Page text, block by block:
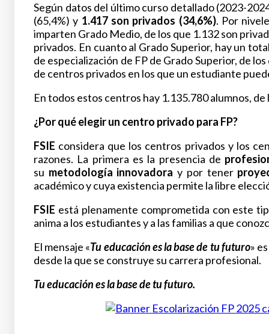
Según datos del último curso detallado (2023-
(65,4%) y 1.417 son privados (34,6%). Por
imparten Grado Medio, de los que 1.132 son
privados. En cuanto al Grado Superior, hay un
de especialización de FP de Grado Superior, de
de centros privados en los que un estudiante
En todos estos centros hay 1.135.780 alumnos,
¿Por qué elegir un centro privado para FP?
FSIE considera que los centros privados y los
razones. La primera es la presencia de
su metodología innovadoray por tener
académico y cuya existencia permite la libre
FSIE está plenamente comprometida con este
anima a los estudiantes y a las familias a que
El mensaje «Tu educación es la base de tu futuro»
desde la que se construye su carrera profesional.
Tu educación es la base de tu futuro.